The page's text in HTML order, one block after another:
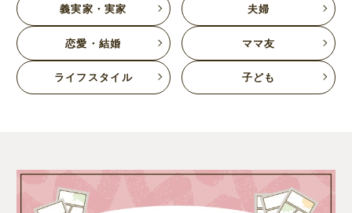
義実家・実家 夫婦
恋愛・結婚 ママ友
ライフスタイル 子ども